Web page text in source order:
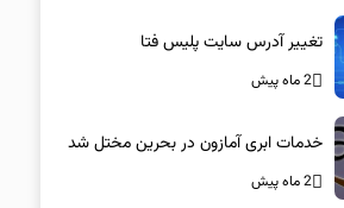
تغییر آدرس سایت پلیس فتا
2 ماه پیش
خدمات ابری آمازون در بحرین مختل شد
2 ماه پیش